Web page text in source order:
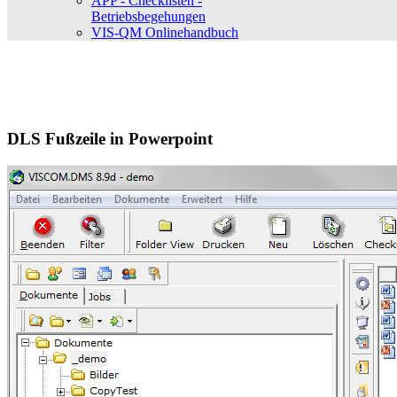
Betriebsbegehungen
VIS-QM Onlinehandbuch
DLS Fußzeile in Powerpoint